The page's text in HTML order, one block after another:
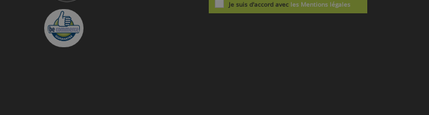
Je suis d'accord avec les Mentions légales